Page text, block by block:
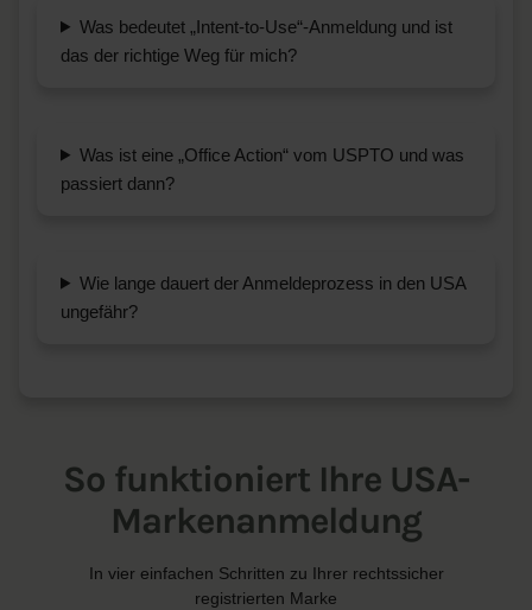
Was bedeutet „Intent-to-Use“-Anmeldung und ist
das der richtige Weg für mich?
Was ist eine „Office Action“ vom USPTO und was
passiert dann?
Wie lange dauert der Anmeldeprozess in den USA
ungefähr?
So funktioniert Ihre USA-
Markenanmeldung
In vier einfachen Schritten zu Ihrer rechtssicher
registrierten Marke